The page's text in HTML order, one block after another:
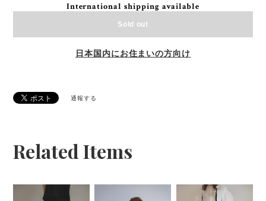
International shipping available
Sold out
日本国内にお住まいの方向け
通報する
Related Items